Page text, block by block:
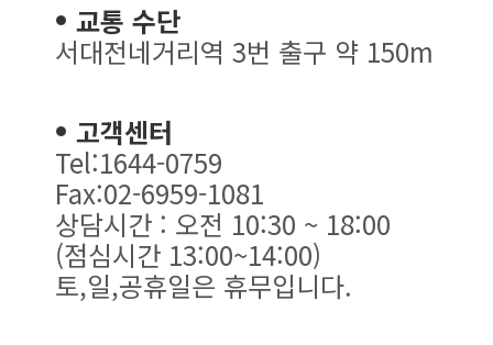
교통 수단
서대전네거리역 3번 출구 약 150m
고객센터
Tel:1644-0759
Fax:02-6959-1081
상담시간 : 오전 10:30 ~ 18:00
(점심시간 13:00~14:00)
토,일,공휴일은 휴무입니다.